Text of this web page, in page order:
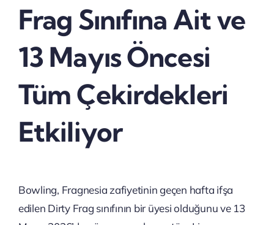
Frag Sınıfına Ait ve
13 Mayıs Öncesi
Tüm Çekirdekleri
Etkiliyor
Bowling, Fragnesia zafiyetinin geçen hafta ifşa
edilen Dirty Frag sınıfının bir üyesi olduğunu ve 13